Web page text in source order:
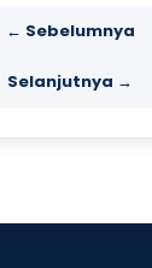
← Sebelumnya
Selanjutnya →